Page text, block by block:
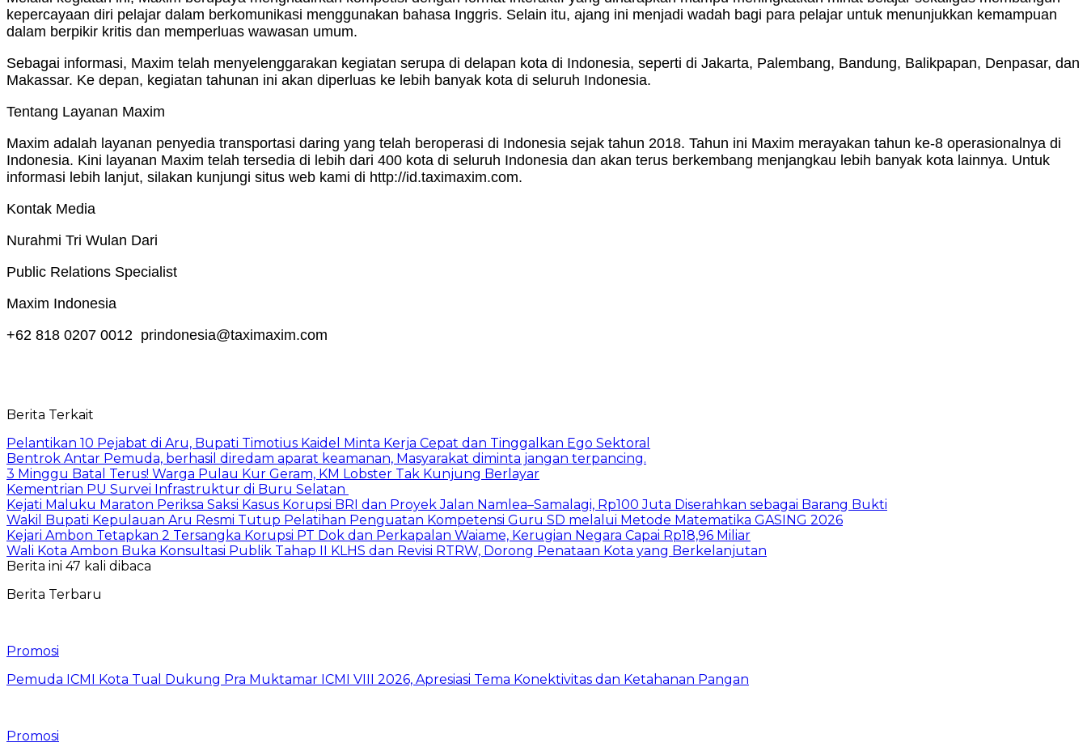
kepercayaan diri pelajar dalam berkomunikasi menggunakan bahasa Inggris. Selain itu, ajang ini menjadi wadah bagi para pelajar untuk menunjukkan kemampuan
dalam berpikir kritis dan memperluas wawasan umum.
Sebagai informasi, Maxim telah menyelenggarakan kegiatan serupa di delapan kota di Indonesia, seperti di Jakarta, Palembang, Bandung, Balikpapan, Denpasar, dan
Makassar. Ke depan, kegiatan tahunan ini akan diperluas ke lebih banyak kota di seluruh Indonesia.
Tentang Layanan Maxim
Maxim adalah layanan penyedia transportasi daring yang telah beroperasi di Indonesia sejak tahun 2018. Tahun ini Maxim merayakan tahun ke-8 operasionalnya di
Indonesia. Kini layanan Maxim telah tersedia di lebih dari 400 kota di seluruh Indonesia dan akan terus berkembang menjangkau lebih banyak kota lainnya. Untuk
informasi lebih lanjut, silakan kunjungi situs web kami di http://id.taximaxim.com.
Kontak Media
Nurahmi Tri Wulan Dari
Public Relations Specialist
Maxim Indonesia
+62 818 0207 0012 prindonesia@taximaxim.com
Berita Terkait
Pelantikan 10 Pejabat di Aru, Bupati Timotius Kaidel Minta Kerja Cepat dan Tinggalkan Ego Sektoral
Bentrok Antar Pemuda, berhasil diredam aparat keamanan, Masyarakat diminta jangan terpancing.
3 Minggu Batal Terus! Warga Pulau Kur Geram, KM Lobster Tak Kunjung Berlayar
Kementrian PU Survei Infrastruktur di Buru Selatan
Kejati Maluku Maraton Periksa Saksi Kasus Korupsi BRI dan Proyek Jalan Namlea–Samalagi, Rp100 Juta Diserahkan sebagai Barang Bukti
Wakil Bupati Kepulauan Aru Resmi Tutup Pelatihan Penguatan Kompetensi Guru SD melalui Metode Matematika GASING 2026
Kejari Ambon Tetapkan 2 Tersangka Korupsi PT Dok dan Perkapalan Waiame, Kerugian Negara Capai Rp18,96 Miliar
Wali Kota Ambon Buka Konsultasi Publik Tahap II KLHS dan Revisi RTRW, Dorong Penataan Kota yang Berkelanjutan
Berita ini 47 kali dibaca
Berita Terbaru
Promosi
Pemuda ICMI Kota Tual Dukung Pra Muktamar ICMI VIII 2026, Apresiasi Tema Konektivitas dan Ketahanan Pangan
Promosi